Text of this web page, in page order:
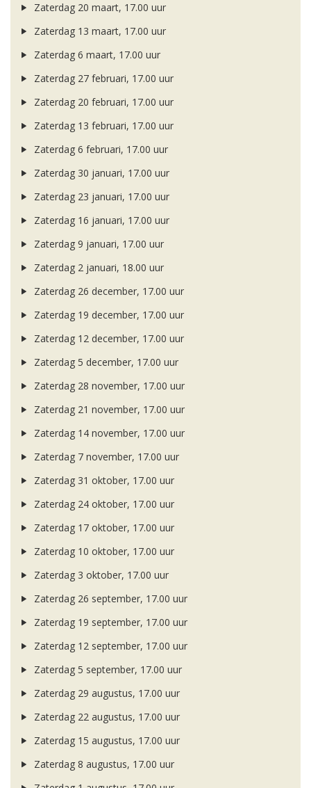
Zaterdag 20 maart, 17.00 uur
Zaterdag 13 maart, 17.00 uur
Zaterdag 6 maart, 17.00 uur
Zaterdag 27 februari, 17.00 uur
Zaterdag 20 februari, 17.00 uur
Zaterdag 13 februari, 17.00 uur
Zaterdag 6 februari, 17.00 uur
Zaterdag 30 januari, 17.00 uur
Zaterdag 23 januari, 17.00 uur
Zaterdag 16 januari, 17.00 uur
Zaterdag 9 januari, 17.00 uur
Zaterdag 2 januari, 18.00 uur
Zaterdag 26 december, 17.00 uur
Zaterdag 19 december, 17.00 uur
Zaterdag 12 december, 17.00 uur
Zaterdag 5 december, 17.00 uur
Zaterdag 28 november, 17.00 uur
Zaterdag 21 november, 17.00 uur
Zaterdag 14 november, 17.00 uur
Zaterdag 7 november, 17.00 uur
Zaterdag 31 oktober, 17.00 uur
Zaterdag 24 oktober, 17.00 uur
Zaterdag 17 oktober, 17.00 uur
Zaterdag 10 oktober, 17.00 uur
Zaterdag 3 oktober, 17.00 uur
Zaterdag 26 september, 17.00 uur
Zaterdag 19 september, 17.00 uur
Zaterdag 12 september, 17.00 uur
Zaterdag 5 september, 17.00 uur
Zaterdag 29 augustus, 17.00 uur
Zaterdag 22 augustus, 17.00 uur
Zaterdag 15 augustus, 17.00 uur
Zaterdag 8 augustus, 17.00 uur